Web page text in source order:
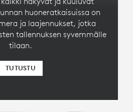
huoneratkaisuissa on
ja laajennukset, jotka
tallennuksen syvemmälle
tilaan.
TUTUSTU